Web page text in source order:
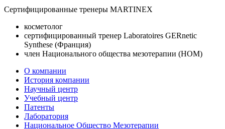
Сертифицированные тренеры MARTINEX
косметолог
сертифицированный тренер Laboratoires GERnetic
Synthese (Франция)
член Национального общества мезотерапии (НОМ)
О компании
История компании
Научный центр
Учебный центр
Патенты
Лаборатория
Национальное Общество Мезотерапии